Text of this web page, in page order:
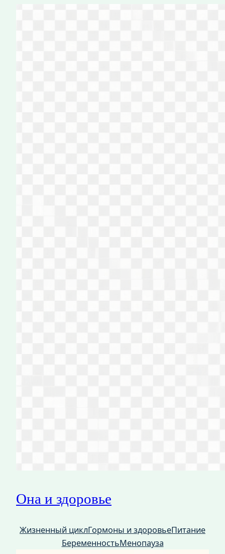
Она и здоровье
Жизненный циклГормоны и здоровьеПитание
БеременностьМенопауза